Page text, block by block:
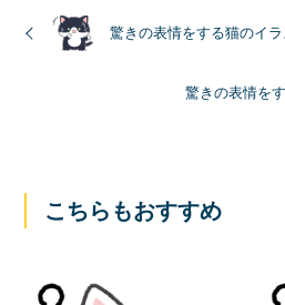
驚きの表情をする猫のイラ
驚きの表情を
こちらもおすすめ